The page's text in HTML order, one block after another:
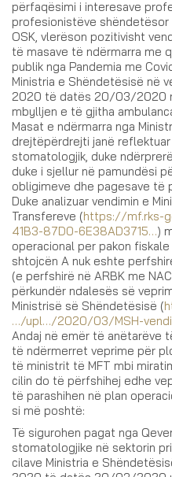
përfaqësimi i interesave
profesionistëve shëndetësor
OSK, vlerëson pozitivisht
të masave të ndërmarra me
publik nga Pandemia me
Ministria e Shëndetësisë në
2020 të datës 20/03/2020
mbylljen e të gjitha
Masat e ndërmarra nga
drejtëpërdrejti janë
stomatologjik, duke
duke i sjellur në pamundësi
obligimeve dhe pagesave të
Duke analizuar vendimin e
Transfereve (https://mf.rks-
41B3-87D0-6E38AD3715…)
operacional per pakon
shtojcën A nuk eshte
(e perfshirë në ARBK me
përkundër ndalesës së
Ministrisë së Shëndetësisë (
…/upl…/2020/03/MSH-
Andaj në emër të anëtarëve
të ndërmerret veprime për
të ministrit të MFT mbi
cilin do të përfshihej edhe
të parashihen në plan
si më poshtë:
Të sigurohen pagat nga
stomatologjike në sektorin
cilave Ministria e